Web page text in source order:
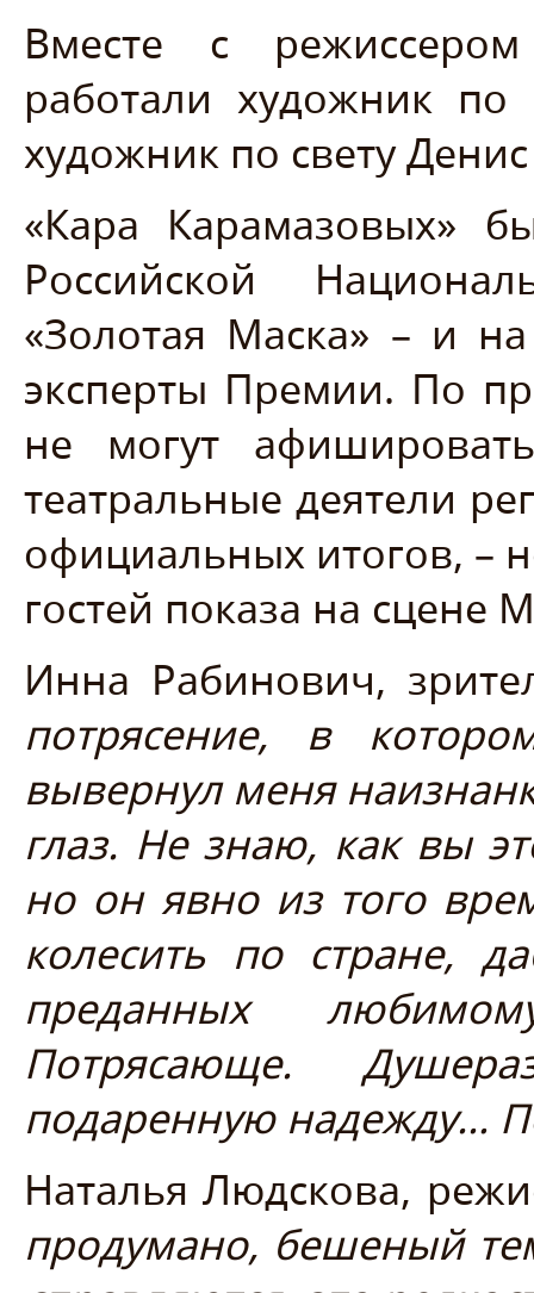
Вместе с
работали художник
художник по свету
«Кара Карамазовых»
Российской
«Золотая Маска» – и
эксперты Премии. По
не могут
театральные деятели
официальных итогов, –
гостей показа на сцене
Инна Рабинович,
потрясение, в
вывернул меня
глаз. Не знаю, как вы
но он явно из того
колесить по стране,
преданных
Потрясающе.
подаренную надежду…
Наталья Людскова,
продумано, бешеный